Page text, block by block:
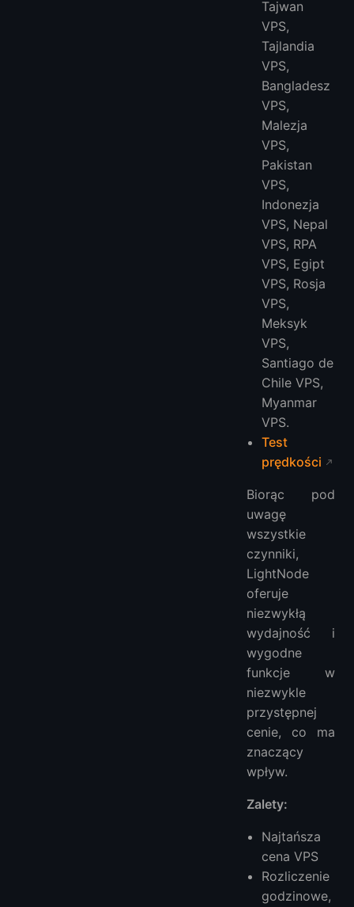
Tajwan
VPS,
Tajlandia
VPS,
Bangladesz
VPS,
Malezja
VPS,
Pakistan
VPS,
Indonezja
VPS, Nepal
VPS, RPA
VPS, Egipt
VPS, Rosja
VPS,
Meksyk
VPS,
Santiago de
Chile VPS,
Myanmar
VPS.
Test
prędkości
Biorąc pod
uwagę
wszystkie
czynniki,
LightNode
oferuje
niezwykłą
wydajność i
wygodne
funkcje w
niezwykle
przystępnej
cenie, co ma
znaczący
wpływ.
Zalety:
Najtańsza
cena VPS
Rozliczenie
godzinowe,